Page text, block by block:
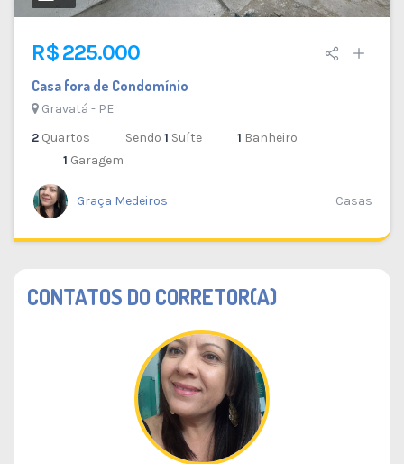
R$ 225.000
Casa fora de Condomínio
Gravatá - PE
2 Quartos Sendo 1 Suíte 1 Banheiro
1 Garagem
Graça Medeiros Casas
CONTATOS DO CORRETOR(A)